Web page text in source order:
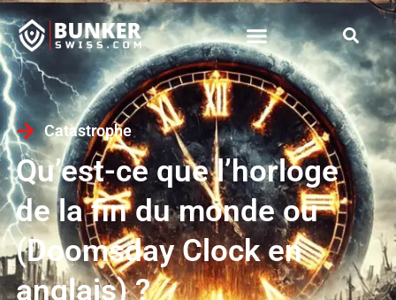
Catastrophe
Qu’est-ce que l’horloge
de la fin du monde ou
(Doomsday Clock en
anglais) ?